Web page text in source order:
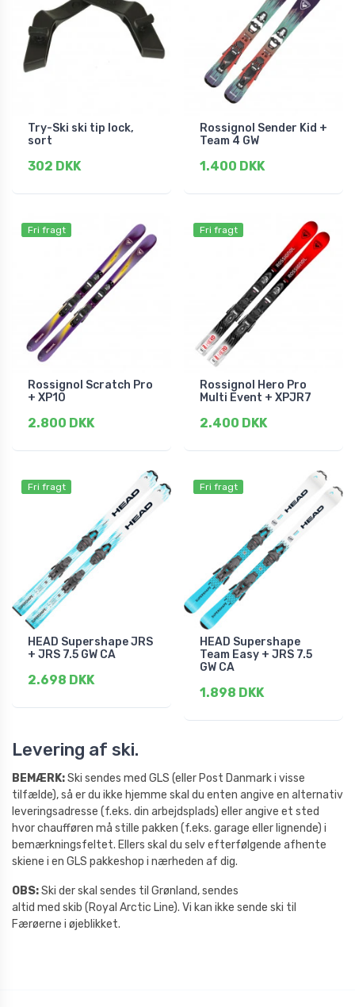
Try-Ski ski tip lock,
sort
302 DKK
Rossignol Sender Kid +
Team 4 GW
1.400 DKK
Fri fragt
Rossignol Scratch Pro
+ XP10
2.800 DKK
Fri fragt
Rossignol Hero Pro
Multi Event + XPJR7
2.400 DKK
Fri fragt
HEAD Supershape JRS
+ JRS 7.5 GW CA
2.698 DKK
Fri fragt
HEAD Supershape
Team Easy + JRS 7.5
GW CA
1.898 DKK
Levering af ski.
BEMÆRK:Ski sendes med GLS (eller Post Danmark i visse
tilfælde), så er du ikke hjemme skal du enten angive en alternativ
leveringsadresse (f.eks. din arbejdsplads) eller angive et sted
hvor chaufføren må stille pakken (f.eks. garage eller lignende) i
bemærkningsfeltet. Ellers skal du selv efterfølgende afhente
skiene i en GLS pakkeshop i nærheden af dig.
OBS:Ski der skal sendes til Grønland, sendes
altid med skib (Royal Arctic Line). Vi kan ikke sende ski til
Færøerne i øjeblikket.